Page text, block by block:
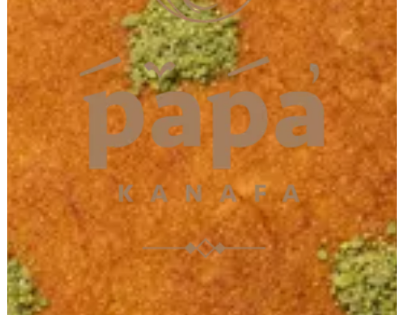
Q1 Mall
Q1 Mall
042112228 تواصل مع الفرع